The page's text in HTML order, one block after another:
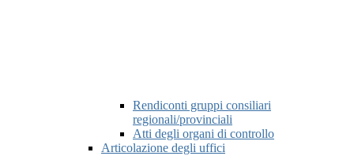
Rendiconti gruppi consiliari
regionali/provinciali
Atti degli organi di controllo
Articolazione degli uffici